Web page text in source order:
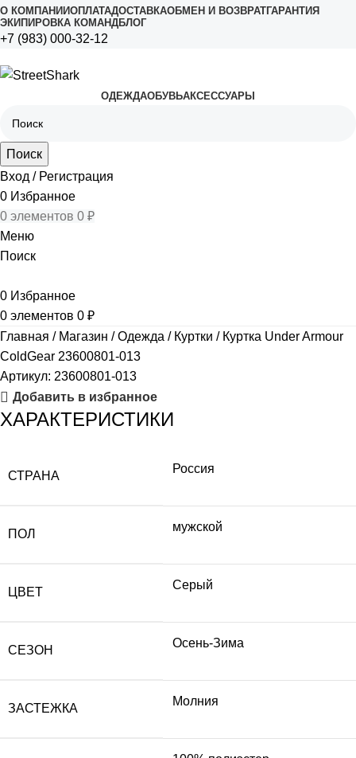
О КОМПАНИИОПЛАТАДОСТАВКАОБМЕН И ВОЗВРАТГАРАНТИЯ
ЭКИПИРОВКА КОМАНДБЛОГ
+7 (983) 000-32-12
ОДЕЖДАОБУВЬАКСЕССУАРЫ
Поиск
Вход / Регистрация
0 Избранное
0 элементов 0 ₽
Меню
Поиск
0 Избранное
0 элементов 0 ₽
Главная
Магазин Одежда Куртки
Куртка Under Armour
ColdGear 23600801-013
Артикул: 23600801-013
Добавить в избранное
ХАРАКТЕРИСТИКИ
СТРАНА
Россия
ПОЛ
мужской
ЦВЕТ
Серый
СЕЗОН
Осень-Зима
ЗАСТЕЖКА
Молния